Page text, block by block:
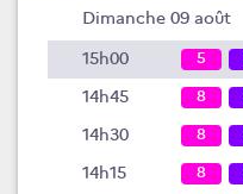
Dimanche 09 août
15h00 5
14h45 8
14h30 8
14h15 8